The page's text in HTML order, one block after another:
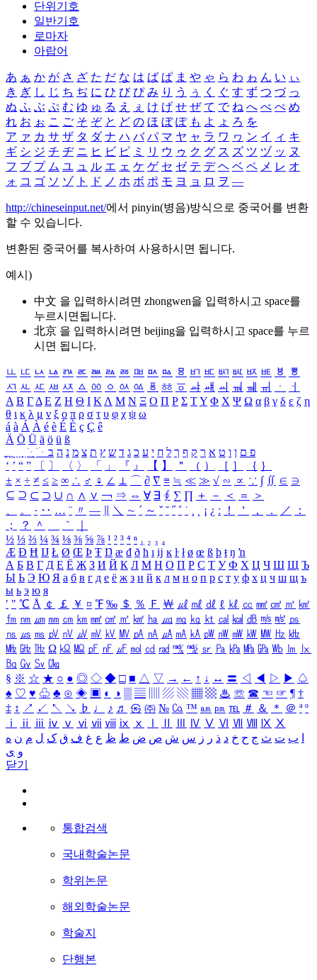
단위기호
일반기호
로마자
아랍어
あ ぁ か が さ ざ た だ な は ば ぱ ま や ゃ ら わ ゎ ん い ぃ
き ぎ し じ ち ぢ に ひ び ぴ み り う ぅ く ぐ す ず つ づ っ
ぬ ふ ぶ ぷ む ゆ ゅ る え ぇ け げ せ ぜ て で ね へ べ ぺ め
れ お ぉ こ ご そ ぞ と ど の ほ ぼ ぽ も よ ょ ろ を
ア ァ カ サ ザ タ ダ ナ ハ バ パ マ ヤ ャ ラ ワ ヮ ン イ ィ キ
ギ シ ジ チ ヂ ニ ヒ ビ ピ ミ リ ウ ゥ ク グ ス ズ ツ ヅ ッ ヌ
フ ブ プ ム ユ ュ ル エ ェ ケ ゲ セ ゼ テ デ ヘ ベ ペ メ レ オ
ォ コ ゴ ソ ゾ ト ド ノ ホ ボ ポ モ ヨ ョ ロ ヲ ―
http://chineseinput.net/에서 pinyin(병음)방식으로 중국어를 변환
할 수 있습니다.
변환된 중국어를 복사하여 사용하시면 됩니다.
예시)
中文 을 입력하시려면 zhongwen을 입력하시고 space를
누르시면됩니다.
北京 을 입력하시려면 beijing을 입력하시고 space를 누르
시면 됩니다.
ㅥ ㅦ ㅧ ㅨ ㅩ ㅪ ㅫ ㅬ ㅭ ㅮ ㅯ ㅰ ㅱ ㅲ ㅳ ㅴ ㅵ ㅶ ㅷ ㅸ
ㅹ
ㅺ ㅻ ㅼ ㅽ ㅾ ㅿ ㆀ ㆁ ㆂ ㆃ ㆄ ㆅ ㆆ ㆇ ㆈ ㆉ ㆊ ㆋ ㆌ ㆍ
ㆎ
Α Β ΓΔ Ε Ζ Η Θ Ι ΚΛ Μ Ν Ξ Ο Π Ρ Σ ΤΥ Φ Χ Ψ Ω α β γ δ ε ζ η
θ ι κ λ μ ν ξ ο π ρ σ τ υ φ χ ψ ω
á à Á À é è É È ç Ç ê
Ä Ö Ü ä ö ü ß
ִֶֹ ֻּ ׁׂ פ ם ן ו ט א ר ק ף ך ל ח י ע כ ג ד ש ץ ת צ מ נ ה ב
‘ ’ “ ” 〔 〕 〈 〉 「 」 『 』 【 】 ＂ （ ） ［ ］ ｛ ｝
± × ÷ ≠ ≤ ≥ ∞ ∴ ♂ ♀ ∠ ⊥ ⌒ ∂ ∇ ≡ ≒ ≪ ≫ √ ∽ ∝ ∵ ∫ ∬ ∈ ∋
⊆ ⊇ ⊂ ⊃ ∪ ∩ ∧ ∨ ￢ ⇒ ⇔ ∀ ∃ ∮ ∑ ∏ ＋ － ＜ ＝
＞
、
。 · ‥ … ¨ 〃 ― ＼ ∼ ´ ～ ˇ ˘ ˝ ˚ ˙ ¸ ¡ ¿ ː ！ ＇ ， ． ／
：
；
？ ＾ ｀
½ ⅓ ⅔ ¼ ¾ ⅛ ⅜ ⅝ ⅞ ¹ ² ³ ⁴ ⁿ ₁ ₂ ₃ ₄
Æ Ð Ħ Ĳ Ł Ø Œ Þ Ŧ Ŋ æ đ ð ħ ı ĳ ĸ ŀ ł ø œ ß þ ŧ ŋ ŉ
А Б В Г Д Е Ё Ж З И Й К Л М Н О П Р С Т У Ф Х Ц Ч Ш Щ Ъ
Ы Ь Э Ю Я а б в г д е ё ж з и й к л м н о п р с т у ф х ц ч ш щ ъ
ы ь э ю я
′ ″ ℃ Å ￠ ￡ ￥ ¤ ℉ ‰ ＄ ％ Ｆ ￦ ㎕ ㎖ ㎗ ℓ ㎘ ㏄ ㎣ ㎤ ㎥ ㎦
㎙ ㎚ ㎛ ㎜ ㎝ ㎞ ㎟ ㎠ ㎡ ㎢ ㏊ ㎍ ㎎ ㎏ ㏏ ㎈ ㎉ ㏈ ㎧ ㎨ ㎰
㎱ ㎲ ㎳ ㎴ ㎵ ㎶ ㎷ ㎸ ㎹ ㎀ ㎁ ㎂ ㎃ ㎄ ㎺ ㎻ ㎽ ㎾ ㎿ ㎐ ㎑
㎒ ㎓ ㎔ Ω ㏀ ㏁ ㎊ ㎋ ㎌ ㏖ ㏅ ㎭ ㎮ ㎯ ㏛ ㎩ ㎪ ㎫ ㎬ ㏝ ㏐
㏓
㏃ ㏉ ㏜ ㏆
§ ※ ☆ ★ ○ ● ◎ ◇ ◆ □ ■ △ ▽ → ← ↑ ↓ ↔ 〓 ◁ ◀ ▷ ▶ ♤
♠ ♡ ♥ ♧ ♣ ⊙ ◈ ▣ ◐ ◑ ▒ ▤ ▨ ▧ ▦ ▩ ♨ ☏ ☎ ☜ ☞ ¶ †
‡ ↕ ↗ ↙ ↖ ↘ ♭ ♩ ♪ ♬ ㉿ ㈜ № ㏇ ™ ㏂ ㏘ ℡ ＃ ＆ ＊ ＠ ª º
ⅰ
ⅱ ⅲ ⅳ ⅴ ⅵ ⅶ ⅷ ⅸ ⅹ Ⅳ Ⅴ Ⅵ Ⅶ Ⅷ Ⅸ Ⅹ
ب ت ث ج ح خ د ذ ر ز س ش ص ض ط ظ ع غ ف ق ک ل م ن ه
و ی
닫기
통합검색
국내학술논문
학위논문
해외학술논문
학술지
단행본